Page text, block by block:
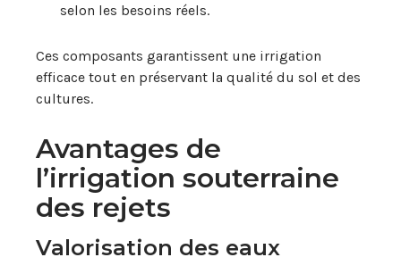
selon les besoins réels.
Ces composants garantissent une irrigation
efficace tout en préservant la qualité du sol et des
cultures.
Avantages de
l’irrigation souterraine
des rejets
Valorisation des eaux